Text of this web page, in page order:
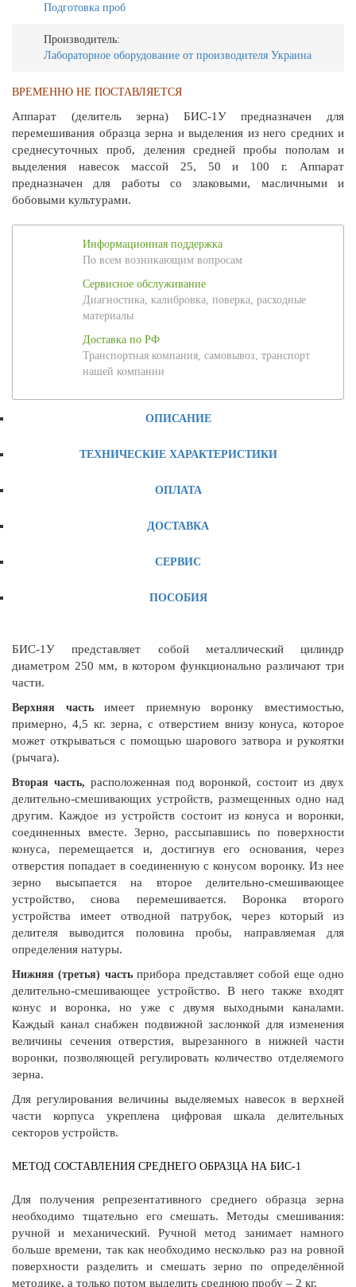
Подготовка проб
Производитель:
Лабораторное оборудование от производителя Украина
ВРЕМЕННО НЕ ПОСТАВЛЯЕТСЯ
Аппарат (делитель зерна) БИС-1У предназначен для
перемешивания образца зерна и выделения из него средних и
среднесуточных проб, деления средней пробы пополам и
выделения навесок массой 25, 50 и 100 г. Аппарат
предназначен для работы со злаковыми, масличными и
бобовыми культурами.
Информационная поддержка
По всем возникающим вопросам
Сервисное обслуживание
Диагностика, калибровка, поверка, расходные
материалы
Доставка по РФ
Транспортная компания, самовывоз, транспорт
нашей компании
ОПИСАНИЕ
ТЕХНИЧЕСКИЕ ХАРАКТЕРИСТИКИ
ОПЛАТА
ДОСТАВКА
СЕРВИС
ПОСОБИЯ
БИС-1У представляет собой металлический цилиндр
диаметром 250 мм, в котором функционально различают три
части.
Верхняя частьимеет приемную воронку вместимостью,
примерно, 4,5 кг. зерна, с отверстием внизу конуса, которое
может открываться с помощью шарового затвора и рукоятки
(рычага).
Вторая часть, расположенная под воронкой, состоит из двух
делительно-смешивающих устройств, размещенных одно над
другим. Каждое из устройств состоит из конуса и воронки,
соединенных вместе. Зерно, рассыпавшись по поверхности
конуса, перемещается и, достигнув его основания, через
отверстия попадает в соединенную с конусом воронку. Из нее
зерно высыпается на второе делительно-смешивающее
устройство, снова перемешивается. Воронка второго
устройства имеет отводной патрубок, через который из
делителя выводится половина пробы, направляемая для
определения натуры.
Нижняя (третья) частьприбора представляет собой еще одно
делительно-смешивающее устройство. В него также входят
конус и воронка, но уже с двумя выходными каналами.
Каждый канал снабжен подвижной заслонкой для изменения
величины сечения отверстия, вырезанного в нижней части
воронки, позволяющей регулировать количество отделяемого
зерна.
Для регулирования величины выделяемых навесок в верхней
части корпуса укреплена цифровая шкала делительных
секторов устройств.
МЕТОД СОСТАВЛЕНИЯ СРЕДНЕГО ОБРАЗЦА НА БИС-1
Для получения репрезентативного среднего образца зерна
необходимо тщательно его смешать. Методы смешивания:
ручной и механический. Ручной метод занимает намного
больше времени, так как необходимо несколько раз на ровной
поверхности разделить и смешать зерно по определённой
методике, а только потом выделить среднюю пробу – 2 кг.